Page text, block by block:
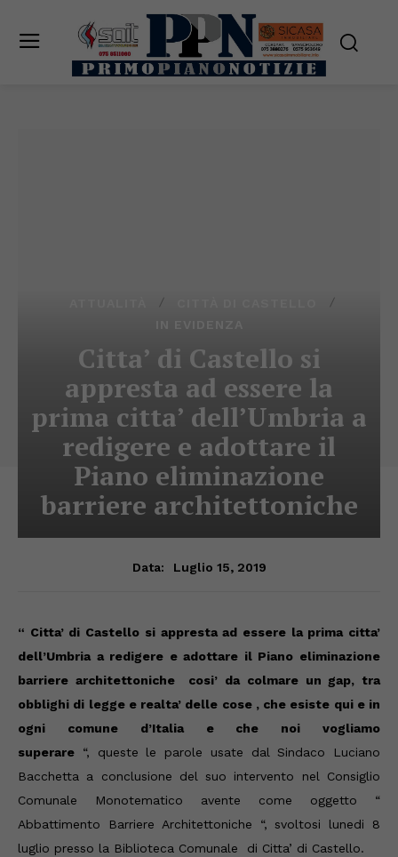
Citta’ di Castello si
appresta ad essere la
prima citta’ dell’Umbria a
redigere e adottare il
Piano eliminazione
barriere architettoniche
Data: Luglio 15, 2019
“ Citta’ di Castello si appresta ad essere la prima citta’
dell’Umbria a redigere e adottare il Piano eliminazione
barriere architettoniche cosi’ da colmare un gap, tra
obblighi di legge e realta’ delle cose , che esiste qui e in
ogni comune d’Italia e che noi vogliamo
superare
“,
queste le parole usate dal Sindaco Luciano
Bacchetta a conclusione del suo intervento nel Consiglio
Comunale Monotematico avente come oggetto “
Abbattimento Barriere Architettoniche “, svoltosi lunedi 8
luglio presso la Biblioteca Comunale di Citta’ di Castello.